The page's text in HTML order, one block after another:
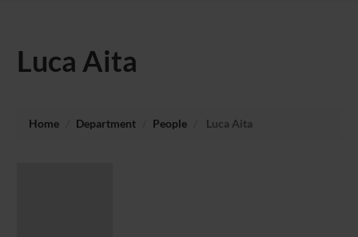
Luca Aita
Home Department People Luca Aita